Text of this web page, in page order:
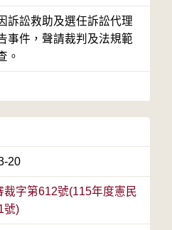
訴訟救助及選任訴訟代理
事件，聲請裁判及法規範
。
20
裁字第612號(115年度憲民
號)